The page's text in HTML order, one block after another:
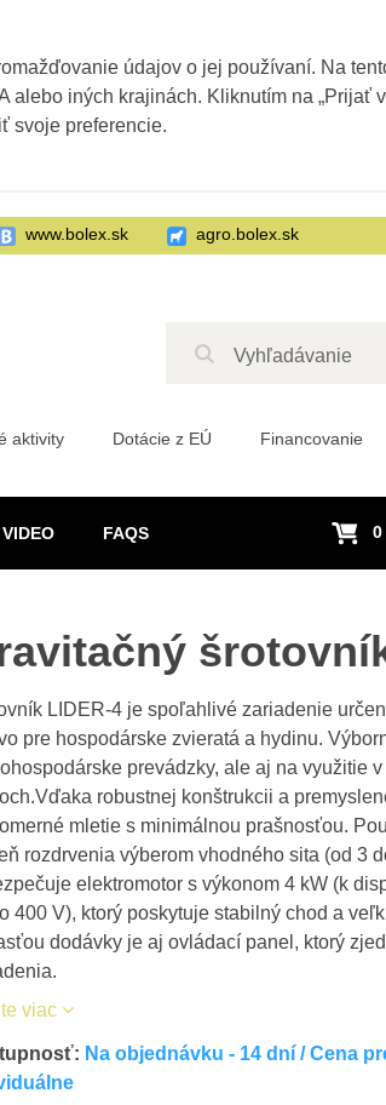
VIDEO FAQS
aktivity Dotácie z EÚ Financovanie
0
www.bolex.sk agro.bolex.sk
LIDER-4 je spoľahlivé zariadenie
pre hospodárske zvieratá a hydinu.
prevádzky, ale aj na využitie
robustnej konštrukcii a
mletie s minimálnou prašnosťou.
rozdrvenia výberom vhodného sita (od 3
elektromotor s výkonom 4 kW (k
400 V), ktorý poskytuje stabilný chod a
dodávky je aj ovládací panel, ktorý
viac
Na objednávku - 14 dní / Cena
údajov o jej používaní. Na
iných krajinách. Kliknutím na „Prijať
svoje preferencie.